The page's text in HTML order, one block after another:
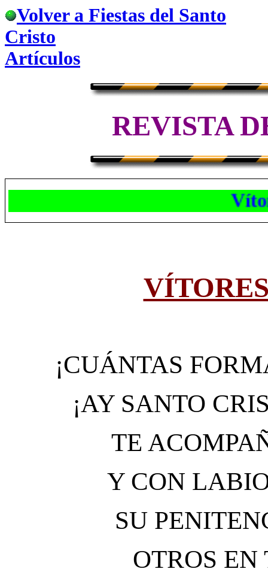
Volver a Fiestas del Santo
Cristo
Artículos
REVISTA
¡CUÁNTAS
¡AY SANTO
TE
Y CON
SU
OTROS